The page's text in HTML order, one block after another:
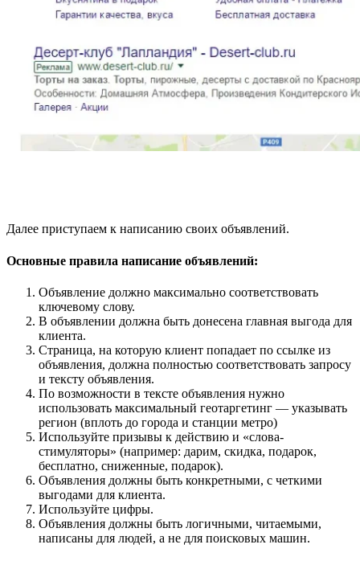
Далее приступаем к написанию своих объявлений.
Основные правила написание объявлений:
Объявление должно максимально соответствовать
ключевому слову.
В объявлении должна быть донесена главная выгода для
клиента.
Страница, на которую клиент попадает по ссылке из
объявления, должна полностью соответствовать запросу
и тексту объявления.
По возможности в тексте объявления нужно
использовать максимальный геотаргетинг — указывать
регион (вплоть до города и станции метро)
Используйте призывы к действию и «слова-
стимуляторы» (например: дарим, скидка, подарок,
бесплатно, сниженные, подарок).
Объявления должны быть конкретными, с четкими
выгодами для клиента.
Используйте цифры.
Объявления должны быть логичными, читаемыми,
написаны для людей, а не для поисковых машин.